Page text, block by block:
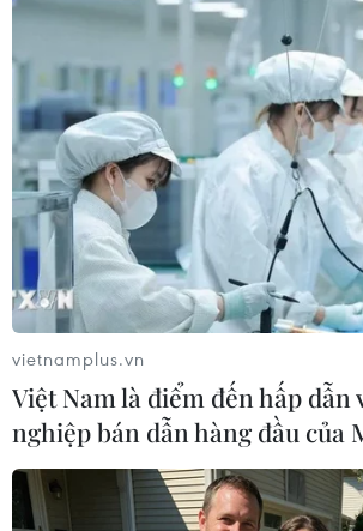
cực tới tăng trưởng thị trường
Hàng vạn sản phẩm cung cấp
tính thanh khoản cao, mang tới
trị là dòng tiền và giá trị gia
nhận xét.
Về thủ tục pháp lý, ông Bình cho
đủ nhưng các hướng dẫn thực
chưa rõ ràng. Nếu làm tốt,
năng thu hút dòng tiền nước
phẩm du lịch rất tốt.
Chủ tịch Hiệp hội Bất động sản
(VNREA) Nguyễn Trần Nam cho
kết chi trả lợi nhuận tới 12% của
ra với khách hàng tham gia là
Mức này cao gần gấp 2 so với
vietnamplus.vn
Việt Nam là điểm đến hấp dẫn
nghiệp bán dẫn hàng đầu của